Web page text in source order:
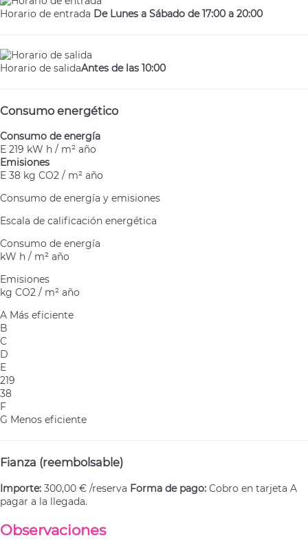
Horario de entrada De Lunes a Sábado de 17:00 a 20:00
Horario de salidaAntes de las 10:00
Consumo energético
Consumo de energía
E 219 kW h / m² año
Emisiones
E 38 kg CO2 / m² año
Consumo de energía y emisiones
Escala de calificación energética
Consumo de energía
kW h / m² año
Emisiones
kg CO2 / m² año
A Más eficiente
B
C
D
E
219
38
F
G Menos eficiente
Fianza (reembolsable)
Importe: 300,00 € /reserva Forma de pago: Cobro en tarjeta A
pagar a la llegada.
Observaciones